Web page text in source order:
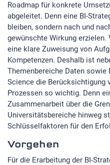
Roadmap für konkrete
abgeleitet. Denn eine BI-
bleiben, sondern nach und
gewünschte Wirkung
eine klare Zuweisung von
Kompetenzen. Deshalb ist
Themenbereiche Daten sowie
Science die Berücksichtigung
Prozessen so wichtig. Denn
Zusammenarbeit über die
Universitätsbereiche hinweg
Schlüsselfaktoren für den
Vorgehen
Für die Erarbeitung der BI-